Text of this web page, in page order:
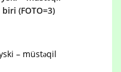
(FOTO=3)
– müstəqil